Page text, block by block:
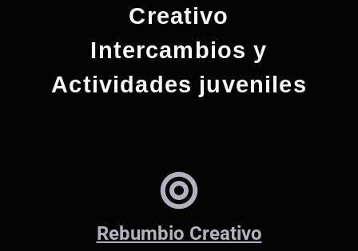
Creativo
Intercambios y
Actividades juveniles
Rebumbio Creativo